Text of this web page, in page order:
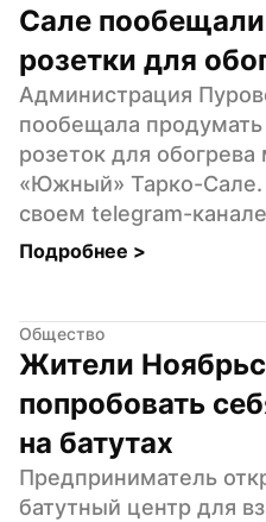
Сале пообещали
розетки для
Администрация
пообещала продумать
розеток для
«Южный» Тарко-
своем telegram-
Подробнее >
Общество
Жители
попробовать
на батутах
Предприниматель
батутный центр для